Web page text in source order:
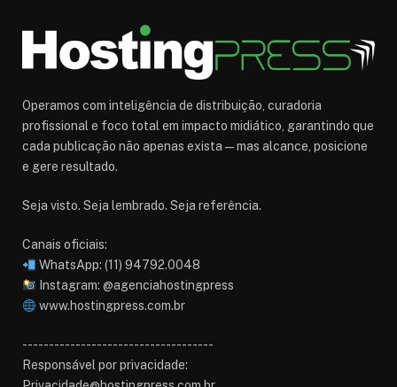
Operamos com inteligência de distribuição, curadoria
profissional e foco total em impacto midiático, garantindo que
cada publicação não apenas exista — mas alcance, posicione
e gere resultado.
Seja visto. Seja lembrado. Seja referência.
Canais oficiais:
WhatsApp: (11) 94792.0048
Instagram: @agenciahostingpress
www.hostingpress.com.br⁠
------------------------------------
Responsável por privacidade: